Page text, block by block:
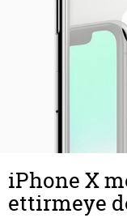
iPhone X
ettirmeye